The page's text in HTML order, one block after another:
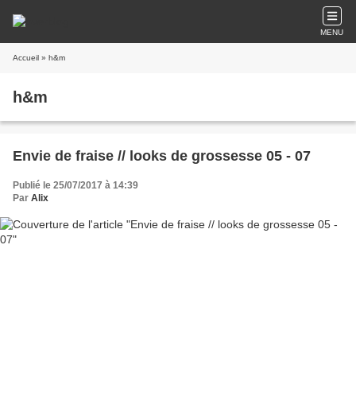
MENU
Accueil » h&m
h&m
Envie de fraise // looks de grossesse 05 - 07
Publié le 25/07/2017 à 14:39
Par Alix